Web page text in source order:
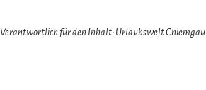
Verantwortlich für den Inhalt: Urlaubswelt Chiemgau